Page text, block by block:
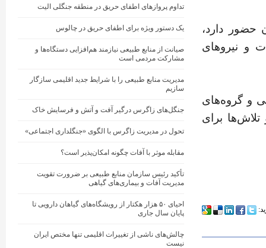
حضور دارد،
و نیروهای
و گروه‌های
برای
تداوم پروازهای اطفای حریق در منطقه جنگلی الیت
یک دستور ویژه برای اطفای حریق در چالوس
صیانت از منابع طبیعی نیازمند هم‌افزایی دستگاه‌ها و
مشارکت مردمی است
مدیریت منابع طبیعی را با شرایط جدید اقلیمی سازگار
سازیم
جنگل‌های زاگرس درگیر آفت و آتش و فرسایش خاک
تحول در مدیریت زاگرس با الگوی «جنگلداری اجتماعی»
مقابله موثر با آفات چگونه امکان‌پذیر است؟
تأکید رئیس سازمان منابع طبیعی بر ضرورت تقویت
مدیریت آفات و بیماری‌های گیاهی
احیای ۵۰ هزار هکتار از رویشگاه‌های گیاهان دارویی تا
پایان سال جاری
چالش‌های ناشی از تغییرات اقلیمی تنها مختص ایران
نیست